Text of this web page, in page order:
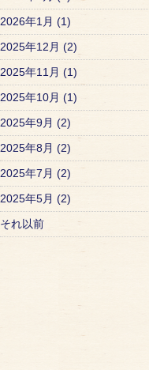
2026年1月 (1)
2025年12月 (2)
2025年11月 (1)
2025年10月 (1)
2025年9月 (2)
2025年8月 (2)
2025年7月 (2)
2025年5月 (2)
それ以前